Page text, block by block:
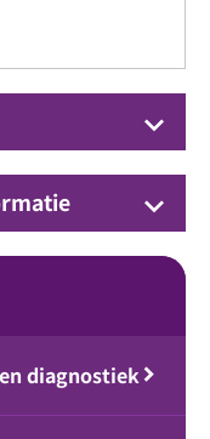
keyboard_arrow_down
keyboard_arrow_down
diagnostiek